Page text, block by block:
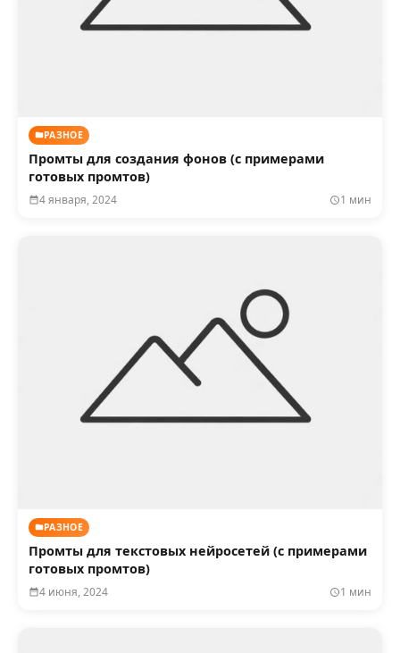
РАЗНОЕ
Промты для создания фонов (с примерами
готовых промтов)
4 января, 2024 1 мин
РАЗНОЕ
Промты для текстовых нейросетей (с примерами
готовых промтов)
4 июня, 2024 1 мин